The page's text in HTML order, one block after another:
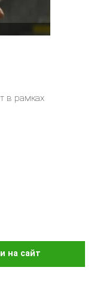
на сайт
в рамках